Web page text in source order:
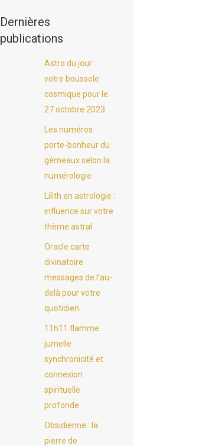
Dernières
publications
Astro du jour :
votre boussole
cosmique pour le
27 octobre 2023
Les numéros
porte-bonheur du
gémeaux selon la
numérologie
Lilith en astrologie :
influence sur votre
thème astral
Oracle carte
divinatoire :
messages de l’au-
delà pour votre
quotidien
11h11 flamme
jumelle :
synchronicité et
connexion
spirituelle
profonde
Obsidienne : la
pierre de